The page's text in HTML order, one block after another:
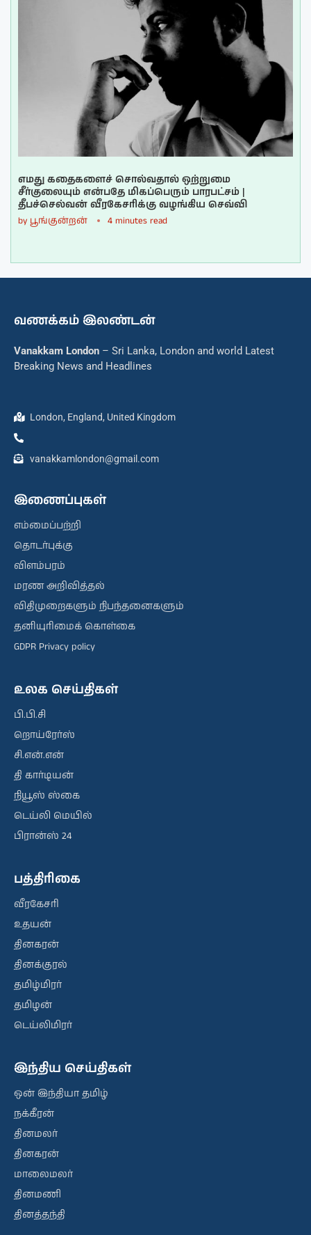
எமது கதைகளைச் சொல்வதால் ஒற்றுமை
சீர்குலையும் என்பதே மிகப்பெரும் பாரபட்சம் |
தீபச்செல்வன் வீரகேசரிக்கு வழங்கிய செவ்வி
by பூங்குன்றன் 4 minutes read
வணக்கம் இலண்டன்
Vanakkam London – Sri Lanka, London and world Latest
Breaking News and Headlines
London, England, United Kingdom
vanakkamlondon@gmail.com
இணைப்புகள்
எம்மைப்பற்றி
தொடர்புக்கு
விளம்பரம்
மரண அறிவித்தல்
விதிமுறைகளும் நிபந்தனைகளும்
தனியுரிமைக் கொள்கை
GDPR Privacy policy
உலக செய்திகள்
பி.பி.சி
றொய்ரேர்ஸ்
சி.என்.என்
தி கார்டியன்
நியூஸ் ஸ்கை
டெய்லி மெயில்
பிரான்ஸ் 24
பத்திரிகை
வீரகேசரி
உதயன்
தினகரன்
தினக்குரல்
தமிழ்மிரர்
தமிழன்
டெய்லிமிரர்
இந்திய செய்திகள்
ஒன் இந்தியா தமிழ்
நக்கீரன்
தினமலர்
தினகரன்
மாலைமலர்
தினமணி
தினத்தந்தி